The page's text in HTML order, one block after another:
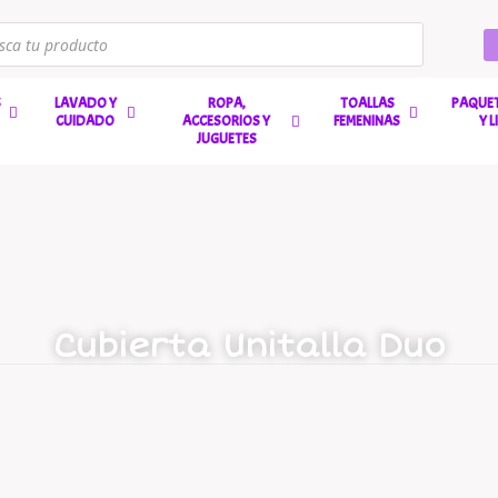
LAVADO Y
CUIDADO
ROPA,
ACCESORIOS Y
JUGUETES
TOALLAS
FEMENINAS
Y
Cubierta Unitalla Duo